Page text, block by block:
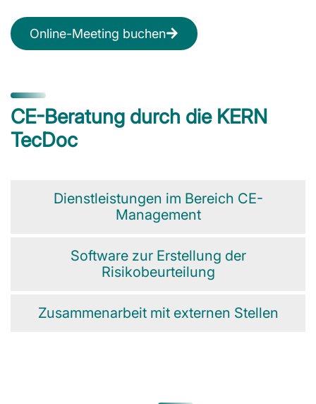
Online-Meeting buchen
CE-Beratung durch die KERN
TecDoc
Dienstleistungen im Bereich CE-
Management
Software zur Erstellung der
Risikobeurteilung
Zusammenarbeit mit externen Stellen